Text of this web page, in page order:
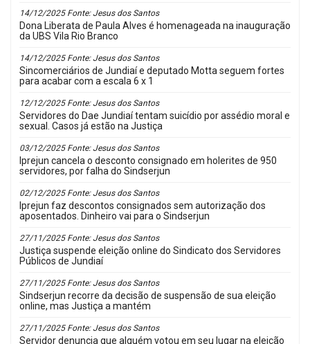
14/12/2025 Fonte: Jesus dos Santos
Dona Liberata de Paula Alves é homenageada na inauguração
da UBS Vila Rio Branco
14/12/2025 Fonte: Jesus dos Santos
Sincomerciários de Jundiaí e deputado Motta seguem fortes
para acabar com a escala 6 x 1
12/12/2025 Fonte: Jesus dos Santos
Servidores do Dae Jundiaí tentam suicídio por assédio moral e
sexual. Casos já estão na Justiça
03/12/2025 Fonte: Jesus dos Santos
Iprejun cancela o desconto consignado em holerites de 950
servidores, por falha do Sindserjun
02/12/2025 Fonte: Jesus dos Santos
Iprejun faz descontos consignados sem autorização dos
aposentados. Dinheiro vai para o Sindserjun
27/11/2025 Fonte: Jesus dos Santos
Justiça suspende eleição online do Sindicato dos Servidores
Públicos de Jundiaí
27/11/2025 Fonte: Jesus dos Santos
Sindserjun recorre da decisão de suspensão de sua eleição
online, mas Justiça a mantém
27/11/2025 Fonte: Jesus dos Santos
Servidor denuncia que alguém votou em seu lugar na eleição